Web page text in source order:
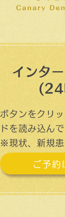
インタ
(24
ボタンをクリ
ドを読み込ん
※現状、新規
ご予約